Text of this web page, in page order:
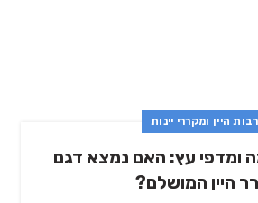
היין ומקררי יינות
ומדפי עץ: האם נמצא דגם
היין המושלם?